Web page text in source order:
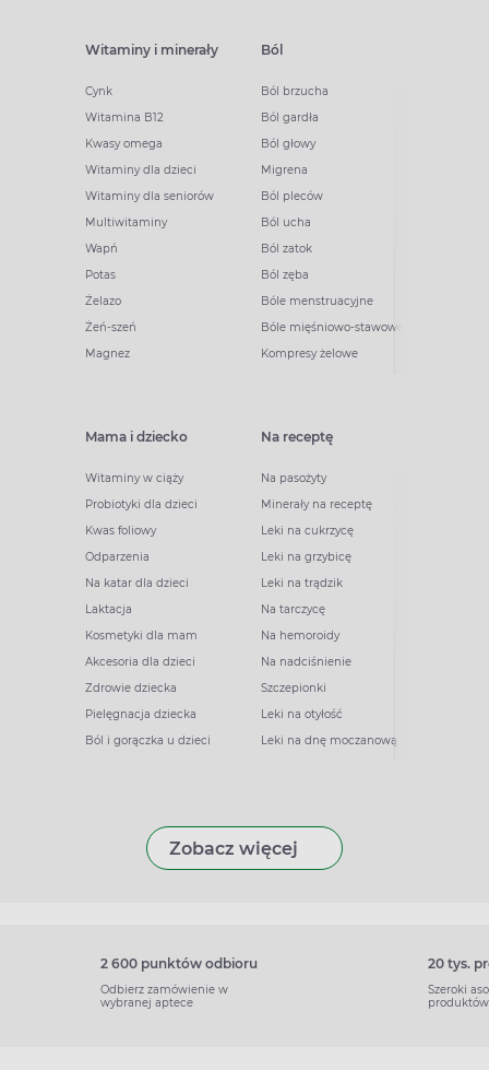
Witaminy i minerały
Cynk
Witamina B12
Kwasy omega
Witaminy dla dzieci
Witaminy dla seniorów
Multiwitaminy
Wapń
Potas
Żelazo
Żeń-szeń
Magnez
Ból
Ból brzucha
Ból gardła
Ból głowy
Migrena
Ból pleców
Ból ucha
Ból zatok
Ból zęba
Bóle menstruacyjne
Bóle mięśniowo-stawowe
Kompresy żelowe
Mama i dziecko
Witaminy w ciąży
Probiotyki dla dzieci
Kwas foliowy
Odparzenia
Na katar dla dzieci
Laktacja
Kosmetyki dla mam
Akcesoria dla dzieci
Zdrowie dziecka
Pielęgnacja dziecka
Ból i gorączka u dzieci
Na receptę
Na pasożyty
Minerały na receptę
Leki na cukrzycę
Leki na grzybicę
Leki na trądzik
Na tarczycę
Na hemoroidy
Na nadciśnienie
Szczepionki
Leki na otyłość
Leki na dnę moczanową
Zobacz więcej
2 600 punktów odbioru
Odbierz zamówienie w
wybranej aptece
20 tys.
Szeroki
produktów